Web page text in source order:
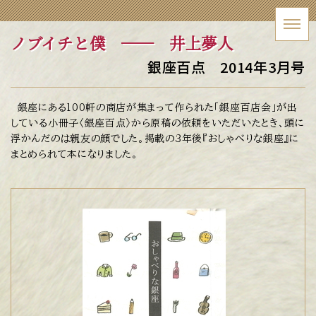
ノブイチと僕── 井上夢人
銀座百点 2014年3月号
銀座にある100軒の商店が集まって作られた「銀座百店会」が出
している小冊子〈銀座百点〉から原稿の依頼をいただいたとき、頭に
浮かんだのは親友の顔でした。掲載の3年後『おしゃべりな銀座』に
まとめられて本になりました。